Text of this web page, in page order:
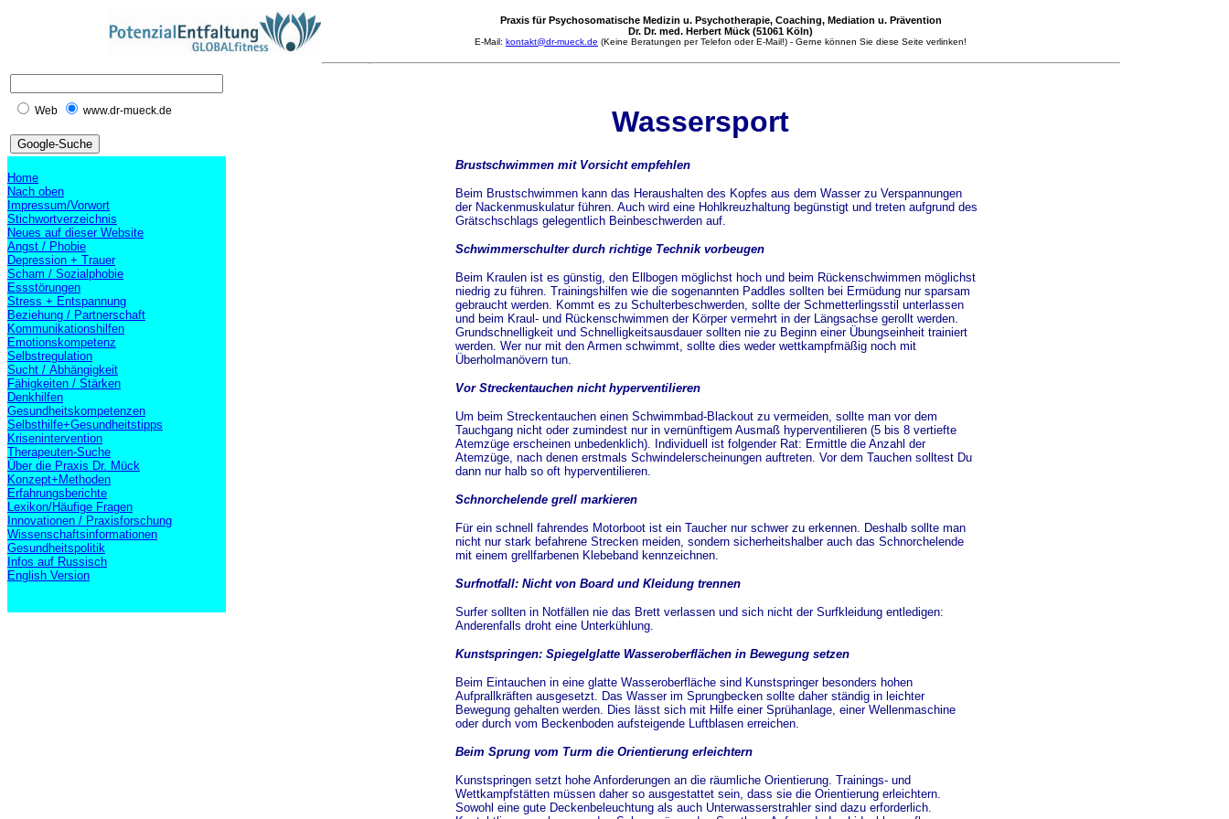
Praxis für Psychosomatische Medizin u. Psychotherapie, Coaching, Mediation u. Prävention
Dr. Dr. med. Herbert Mück (51061 Köln)
E-Mail: kontakt@dr-mueck.de (Keine Beratungen per Telefon oder E-Mail!) - Gerne können Sie diese Seite verlinken!
Web www.dr-mueck.de
Home
Nach oben
Impressum/Vorwort
Stichwortverzeichnis
Neues auf dieser Website
Angst / Phobie
Depression + Trauer
Scham / Sozialphobie
Essstörungen
Stress + Entspannung
Beziehung / Partnerschaft
Kommunikationshilfen
Emotionskompetenz
Selbstregulation
Sucht / Abhängigkeit
Fähigkeiten / Stärken
Denkhilfen
Gesundheitskompetenzen
Selbsthilfe+Gesundheitstipps
Krisenintervention
Therapeuten-Suche
Über die Praxis Dr. Mück
Konzept+Methoden
Erfahrungsberichte
Lexikon/Häufige Fragen
Innovationen / Praxisforschung
Wissenschaftsinformationen
Gesundheitspolitik
Infos auf Russisch
English Version
Wassersport
Brustschwimmen mit Vorsicht empfehlen
Beim Brustschwimmen kann das Heraushalten des Kopfes aus dem Wasser zu Verspannungen
der Nackenmuskulatur führen. Auch wird eine Hohlkreuzhaltung begünstigt und treten aufgrund des
Grätschschlags gelegentlich Beinbeschwerden auf.
Schwimmerschulter durch richtige Technik vorbeugen
Beim Kraulen ist es günstig, den Ellbogen möglichst hoch und beim Rückenschwimmen möglichst
niedrig zu führen. Trainingshilfen wie die sogenannten Paddles sollten bei Ermüdung nur sparsam
gebraucht werden. Kommt es zu Schulterbeschwerden, sollte der Schmetterlingsstil unterlassen
und beim Kraul- und Rückenschwimmen der Körper vermehrt in der Längsachse gerollt werden.
Grundschnelligkeit und Schnelligkeitsausdauer sollten nie zu Beginn einer Übungseinheit trainiert
werden. Wer nur mit den Armen schwimmt, sollte dies weder wettkampfmäßig noch mit
Überholmanövern tun.
Vor Streckentauchen nicht hyperventilieren
Um beim Streckentauchen einen Schwimmbad-Blackout zu vermeiden, sollte man vor dem
Tauchgang nicht oder zumindest nur in vernünftigem Ausmaß hyperventilieren (5 bis 8 vertiefte
Atemzüge erscheinen unbedenklich). Individuell ist folgender Rat: Ermittle die Anzahl der
Atemzüge, nach denen erstmals Schwindelerscheinungen auftreten. Vor dem Tauchen solltest Du
dann nur halb so oft hyperventilieren.
Schnorchelende grell markieren
Für ein schnell fahrendes Motorboot ist ein Taucher nur schwer zu erkennen. Deshalb sollte man
nicht nur stark befahrene Strecken meiden, sondern sicherheitshalber auch das Schnorchelende
mit einem grellfarbenen Klebeband kennzeichnen.
Surfnotfall: Nicht von Board und Kleidung trennen
Surfer sollten in Notfällen nie das Brett verlassen und sich nicht der Surfkleidung entledigen:
Anderenfalls droht eine Unterkühlung.
Kunstspringen: Spiegelglatte Wasseroberflächen in Bewegung setzen
Beim Eintauchen in eine glatte Wasseroberfläche sind Kunstspringer besonders hohen
Aufprallkräften ausgesetzt. Das Wasser im Sprungbecken sollte daher ständig in leichter
Bewegung gehalten werden. Dies lässt sich mit Hilfe einer Sprühanlage, einer Wellenmaschine
oder durch vom Beckenboden aufsteigende Luftblasen erreichen.
Beim Sprung vom Turm die Orientierung erleichtern
Kunstspringen setzt hohe Anforderungen an die räumliche Orientierung. Trainings- und
Wettkampfstätten müssen daher so ausgestattet sein, dass sie die Orientierung erleichtern.
Sowohl eine gute Deckenbeleuchtung als auch Unterwasserstrahler sind dazu erforderlich.